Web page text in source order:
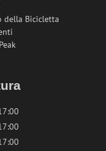
della Bicicletta